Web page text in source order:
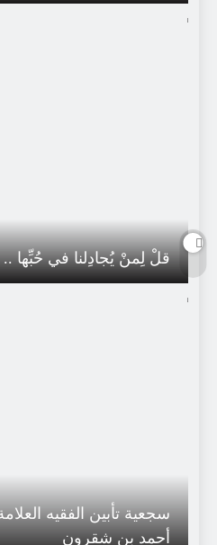
قلْ لِمنْ يُجادِلنا في حُبِّها ..
سجعية تأبين الفقيه
أحمد بن شقرون